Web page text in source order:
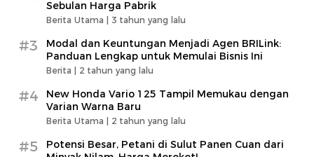
Sebulan Harga Pabrik
Berita Utama | 3 tahun yang lalu
#3
Modal dan Keuntungan Menjadi Agen BRILink:
Panduan Lengkap untuk Memulai Bisnis Ini
Berita | 2 tahun yang lalu
#4
New Honda Vario 125 Tampil Memukau dengan
Varian Warna Baru
Berita Utama | 2 tahun yang lalu
#5
Potensi Besar, Petani di Sulut Panen Cuan dari